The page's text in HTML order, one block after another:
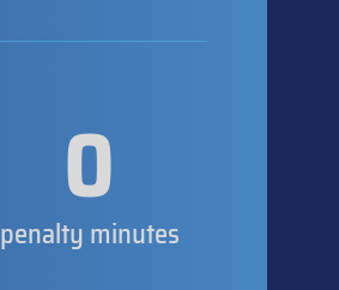
0
penalty minutes